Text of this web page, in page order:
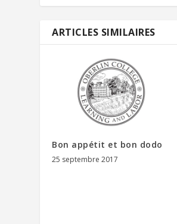
ARTICLES SIMILAIRES
Bon appétit et bon dodo
25 septembre 2017